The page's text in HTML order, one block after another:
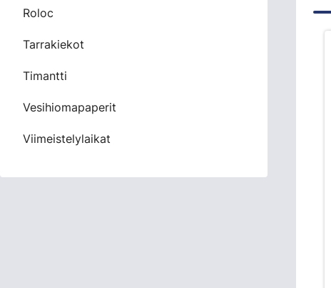
Roloc
Tarrakiekot
Timantti
Vesihiomapaperit
Viimeistelylaikat